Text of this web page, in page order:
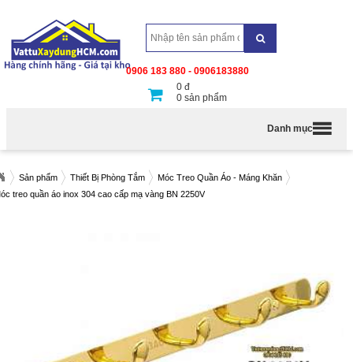
0906 183 880 - 0906183880
0 đ
0 sản phẩm
Danh mục
Sản phẩm Thiết Bị Phòng Tắm
Móc Treo Quần Áo - Máng Khăn
treo quần áo inox 304 cao cấp mạ vàng BN 2250V